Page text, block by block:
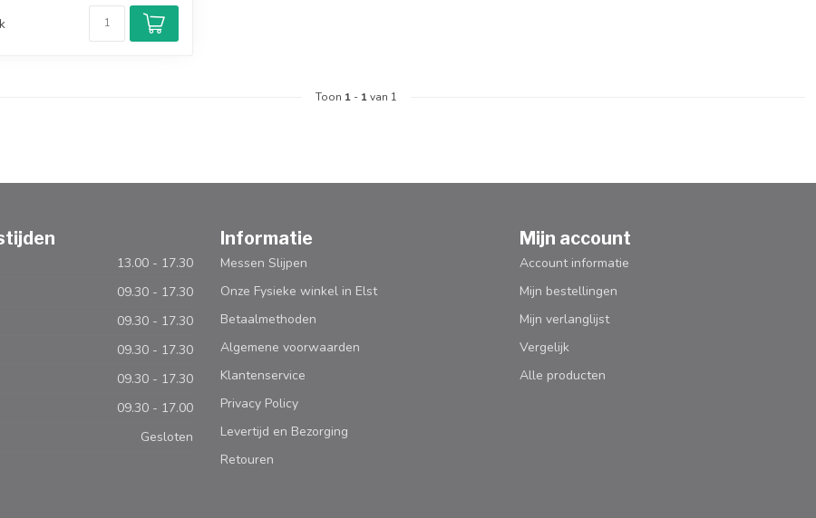
Toon 1 - 1van 1
13.00 - 17.30
09.30 - 17.30
09.30 - 17.30
09.30 - 17.30
09.30 - 17.30
09.30 - 17.00
Gesloten
Informatie
Messen Slijpen
Onze Fysieke winkel in Elst
Betaalmethoden
Algemene voorwaarden
Klantenservice
Privacy Policy
Levertijd en Bezorging
Retouren
Mijn account
Account informatie
Mijn bestellingen
Mijn verlanglijst
Vergelijk
Alle producten